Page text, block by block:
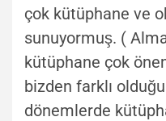
çok kütüphane ve
sunuyormuş. (
kütüphane çok
bizden farklı
dönemlerde